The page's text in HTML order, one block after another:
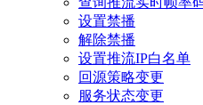
设置禁播
解除禁播
设置推流IP白名单
回源策略变更
服务状态变更